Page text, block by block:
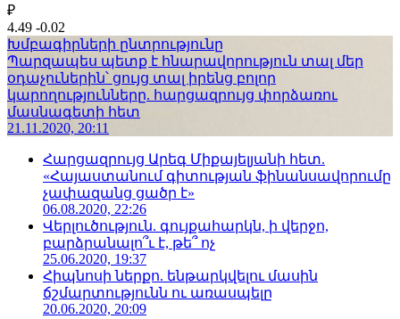
₽
4.49 -0.02
Խմբագիրների ընտրությունը
Պարզապես պետք է հնարավորություն տալ մեր
օդաչուներին՝ ցույց տալ իրենց բոլոր
կարողությունները. հարցազրույց փորձառու
մասնագետի հետ
21.11.2020, 20:11
Հարցազրույց Արեգ Միքայելյանի հետ.
«Հայաստանում գիտության ֆինանսավորումը
չափազանց ցածր է»
06.08.2020, 22:26
Վերլուծություն. գույքահարկն, ի վերջո,
բարձրանալո՞ւ է, թե՞ ոչ
25.06.2020, 19:37
Հիպնոսի ներքո. ենթարկվելու մասին
ճշմարտությունն ու առասպելը
20.06.2020, 20:09